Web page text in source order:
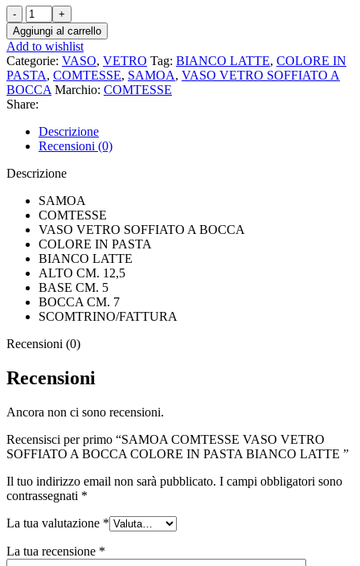
SAMOA
COMTESSE
VASO
VETRO
SOFFIATO
A
BOCCA
COLORE
IN
PASTA
BIANCO
LATTE
Aggiungi al carrello
Add to wishlist
Categorie: VASO, VETRO Tag: BIANCO LATTE, COLORE IN
PASTA, COMTESSE, SAMOA, VASO VETRO SOFFIATO A
BOCCA Marchio: COMTESSE
Share:
Descrizione
Recensioni (0)
Descrizione
SAMOA
COMTESSE
VASO VETRO SOFFIATO A BOCCA
COLORE IN PASTA
BIANCO LATTE
ALTO CM. 12,5
BASE CM. 5
BOCCA CM. 7
SCOMTRINO/FATTURA
Recensioni (0)
Recensioni
Ancora non ci sono recensioni.
Recensisci per primo “SAMOA COMTESSE VASO VETRO
SOFFIATO A BOCCA COLORE IN PASTA BIANCO LATTE ”
Il tuo indirizzo email non sarà pubblicato. I campi obbligatori sono
contrassegnati *
La tua valutazione *
La tua recensione *